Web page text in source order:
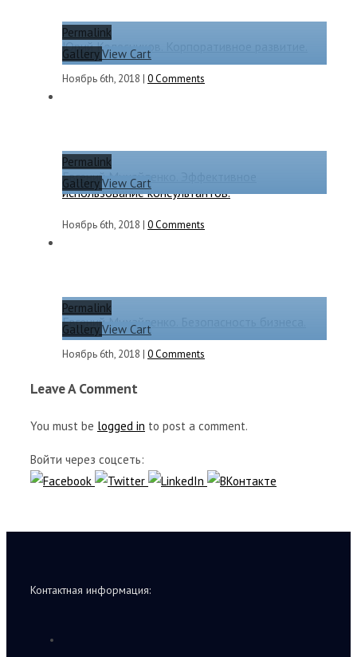
Permalink
GalleryView Cart
Юрий Колесников. Корпоративное развитие.
Ноябрь 6th, 2018 | 0 Comments
Permalink
GalleryView Cart
Евгений Михайленко. Эффективное
использование консультантов.
Ноябрь 6th, 2018 | 0 Comments
Permalink
GalleryView Cart
Евгений Михайленко. Безопасность бизнеса.
Ноябрь 6th, 2018 | 0 Comments
Leave A Comment
You must be logged in to post a comment.
Войти через соцсеть:
Контактная информация: